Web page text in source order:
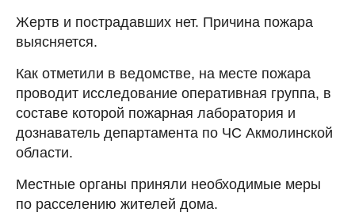
Жертв и пострадавших нет. Причина пожара
выясняется.
Как отметили в ведомстве, на месте пожара
проводит исследование оперативная группа, в
составе которой пожарная лаборатория и
дознаватель департамента по ЧС Акмолинской
области.
Местные органы приняли необходимые меры
по расселению жителей дома.